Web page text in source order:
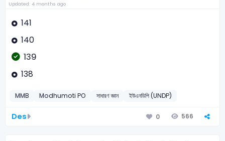
Updated: 4 months ago
141
140
139
138
MMB Modhumoti PO সাধারণ জ্ঞান ইউএনডিপি (UNDP)
Des 0 566